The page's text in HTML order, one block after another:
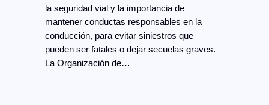
la seguridad vial y la importancia de
mantener conductas responsables en la
conducción, para evitar siniestros que
pueden ser fatales o dejar secuelas graves.
La Organización de…